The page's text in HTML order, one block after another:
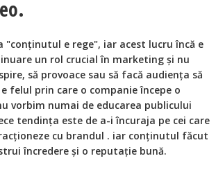
e rege", iar acest lucru încă e
un rol crucial în marketing și nu
să provoace sau să facă audiența să
felul prin care o companie începe o
vorbim numai de educarea publicului
tendința este de a-i încuraja pe cei care
cu brandul . iar conținutul făcut
încredere și o reputație bună.